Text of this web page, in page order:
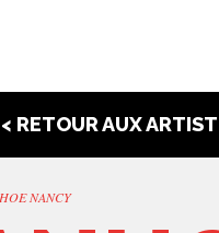
< RETOUR AUX
NANCY